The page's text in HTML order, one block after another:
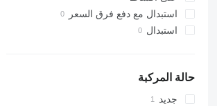
استبدال مع دفع فرق السعر
استبدال
حالة المركبة
جديد